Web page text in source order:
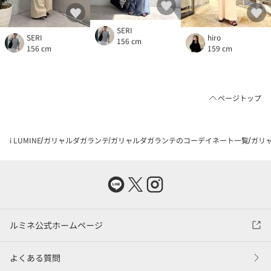
SERI
156 cm
SERI
156 cm
hiro
159 cm
ページトップ
i LUMINE ガリャルダガランテ ガリャルダガランテのコーデイネート一覧 ガリ
ルミネ公式ホームページ
よくある質問